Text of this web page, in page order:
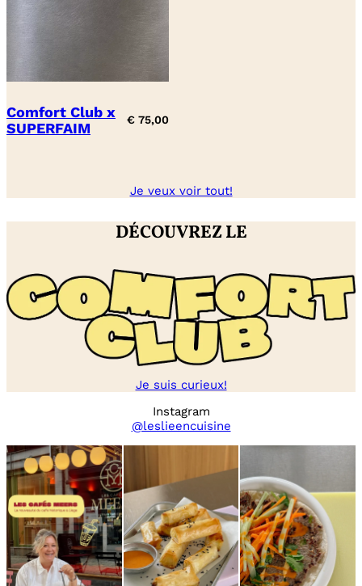
Comfort Club x
SUPERFAIM
€ 75,00
Je veux voir tout!
DÉCOUVREZ LE
Je suis curieux!
Instagram
@leslieencuisine